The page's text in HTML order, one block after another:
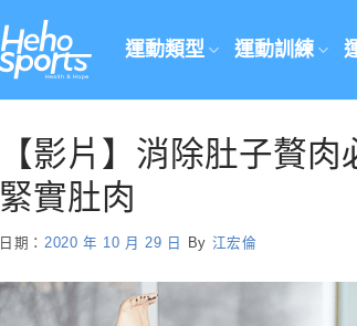
運動類型 運動訓練
【影片】消除肚子贅
緊實肚肉
日期： 2020 年 10 月 29 日 By 江宏倫